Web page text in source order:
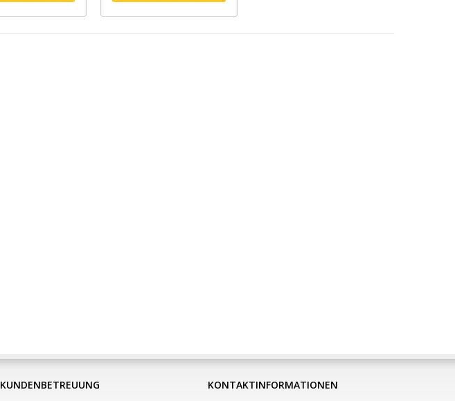
KUNDENBETREUUNG KONTAKTINFORMATIONEN